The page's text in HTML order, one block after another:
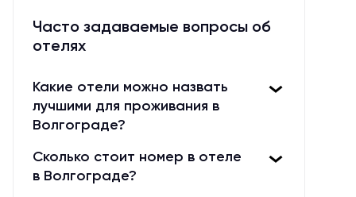
развлечения для каждого члена семьи.
В итоге, если вы планируете
семейный отдых, отель с детьми – это
отдыха, которое предлагает
развлечения для детей, комфортные
номера для всей семьи и доступные
цены.
Часто задаваемые вопросы об
отелях
Какие отели можно назвать
лучшими для проживания в
Волгограде?
Сколько стоит номер в отеле
в Волгограде?